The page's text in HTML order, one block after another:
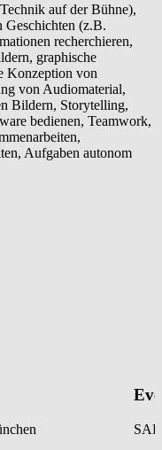
auf der Bühne),
Geschichten (z.B.
recherchieren,
graphische
Konzeption von
von Audiomaterial,
Bildern, Storytelling,
bedienen, Teamwork,
Aufgaben autonom